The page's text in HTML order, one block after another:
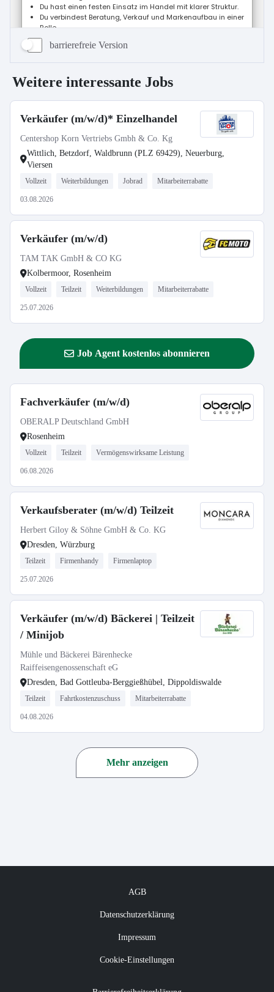
barrierefreie Version
Weitere interessante Jobs
Verkäufer (m/w/d)* Einzelhandel
Centershop Korn Vertriebs Gmbh & Co. Kg
Wittlich, Betzdorf, Waldbrunn (PLZ 69429), Neuerburg,
Viersen
Vollzeit Weiterbildungen Jobrad Mitarbeiterrabatte
03.08.2026
Verkäufer (m/w/d)
TAM TAK GmbH & CO KG
Kolbermoor, Rosenheim
Vollzeit Teilzeit Weiterbildungen Mitarbeiterrabatte
25.07.2026
Job Agent kostenlos abonnieren
Fachverkäufer (m/w/d)
OBERALP Deutschland GmbH
Rosenheim
Vollzeit Teilzeit Vermögenswirksame Leistung
06.08.2026
Verkaufsberater (m/w/d) Teilzeit
Herbert Giloy & Söhne GmbH & Co. KG
Dresden, Würzburg
Teilzeit Firmenhandy Firmenlaptop
25.07.2026
Verkäufer (m/w/d) Bäckerei | Teilzeit
/ Minijob
Mühle und Bäckerei Bärenhecke
Raiffeisengenossenschaft eG
Dresden, Bad Gottleuba-Berggießhübel, Dippoldiswalde
Teilzeit Fahrtkostenzuschuss Mitarbeiterrabatte
04.08.2026
Mehr anzeigen
AGB
Datenschutzerklärung
Impressum
Cookie-Einstellungen